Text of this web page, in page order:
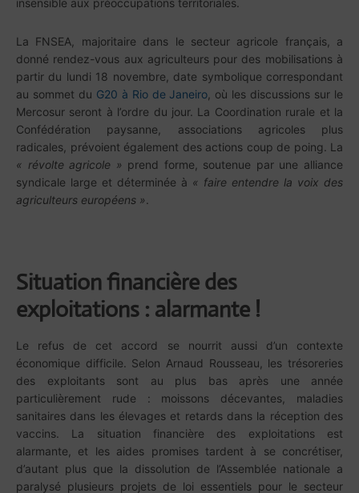
insensible aux préoccupations territoriales.
La FNSEA, majoritaire dans le secteur agricole français, a
donné rendez-vous aux agriculteurs pour des mobilisations à
partir du lundi 18 novembre, date symbolique correspondant
au sommet du G20 à Rio de Janeiro , où les discussions sur le
Mercosur seront à l’ordre du jour. La Coordination rurale et la
Confédération paysanne, associations agricoles plus
radicales, prévoient également des actions coup de poing. La
« révolte agricole » prend forme, soutenue par une alliance
syndicale large et déterminée à « faire entendre la voix des
agriculteurs européens ».
Situation financière des
exploitations : alarmante !
Le refus de cet accord se nourrit aussi d’un contexte
économique difficile. Selon Arnaud Rousseau, les trésoreries
des exploitants sont au plus bas après une année
particulièrement rude : moissons décevantes, maladies
sanitaires dans les élevages et retards dans la réception des
vaccins. La situation financière des exploitations est
alarmante, et les aides promises tardent à se concrétiser,
d’autant plus que la dissolution de l’Assemblée nationale a
paralysé plusieurs projets de loi essentiels pour le secteur